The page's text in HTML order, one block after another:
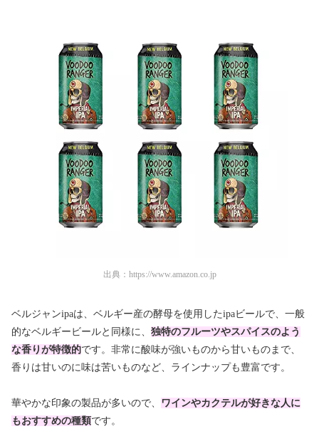
出典： https://www.amazon.co.jp
ベルジャンipaは、ベルギー産の酵母を使用したipaビールで、一般
的なベルギービールと同様に、 独特のフルーツやスパイスのよう
な香りが特徴的です。非常に酸味が強いものから甘いものまで、
香りは甘いのに味は苦いものなど、ラインナップも豊富です。
華やかな印象の製品が多いので、
ワインやカクテルが好きな人に
もおすすめの種類です。